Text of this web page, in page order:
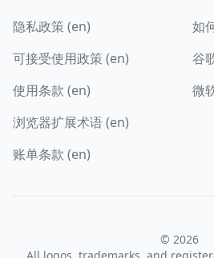
隐私政策 (en)
可接受使用政策 (en)
使用条款 (en)
浏览器扩展术语 (en)
账单条款 (en)
如
谷
微
© 2026